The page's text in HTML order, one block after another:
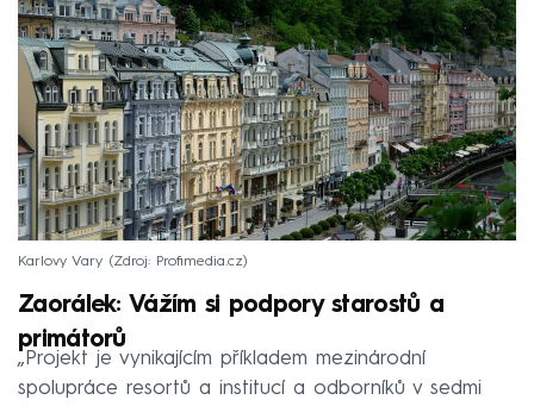
Karlovy Vary Zdroj: Profimedia.cz
Zaorálek: Vážím si podpory starostů a
primátorů
„Projekt je vynikajícím příkladem mezinárodní
spolupráce resortů a institucí a odborníků v sedmi